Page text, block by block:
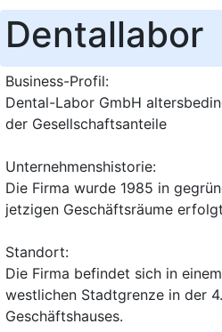
Dentallabor
Business-Profil:
Dental-Labor GmbH
der Gesellschaftsanteile
Unternehmenshistorie:
Die Firma wurde 1985 in
jetzigen Geschäftsräume
Standort:
Die Firma befindet sich in
westlichen Stadtgrenze in der
Geschäftshauses.